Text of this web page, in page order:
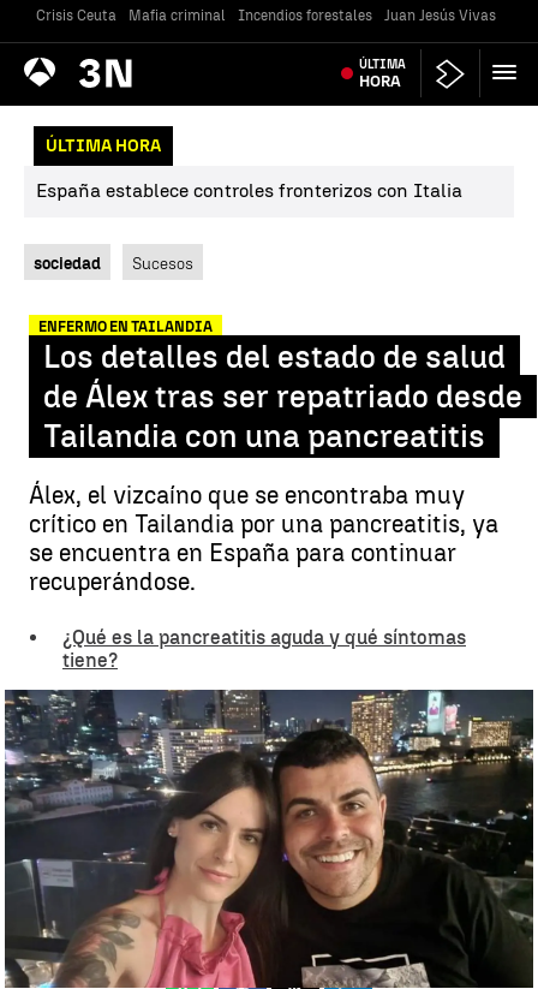
Crisis Ceuta Mafia criminal Incendios forestales Juan Jesús Vivas
Antena
3 Noticias ÚLTIMA
HORA
ÚLTIMA HORA
España establece controles fronterizos con Italia
sociedad Sucesos
ENFERMO EN TAILANDIA
Los detalles del estado de salud
de Álex tras ser repatriado desde
Tailandia con una pancreatitis
Álex, el vizcaíno que se encontraba muy
crítico en Tailandia por una pancreatitis, ya
se encuentra en España para continuar
recuperándose.
¿Qué es la pancreatitis aguda y qué síntomas
tiene?
Los detalles del estado de salud de Alex tras ser repatriado desde
Tailandia |Archivo
Zaira González
Actualizado:22 de abril de 2024, 08:03
Publicado:22 de abril de 2024, 07:03